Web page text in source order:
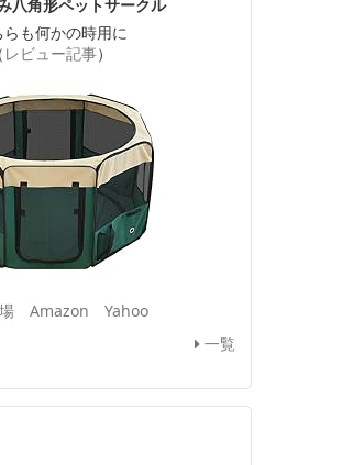
八角形ペットサークル
らも何かの時用に
（ レビュー記事）
Amazon
Yahoo
一覧